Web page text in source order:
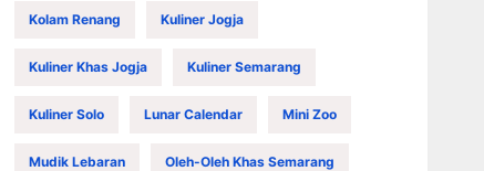
Kolam Renang Kuliner Jogja
Kuliner Khas Jogja Kuliner Semarang
Kuliner Solo Lunar Calendar Mini Zoo
Mudik Lebaran Oleh-Oleh Khas Semarang